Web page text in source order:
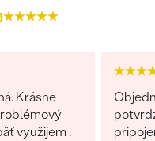
Krásne
využijem .